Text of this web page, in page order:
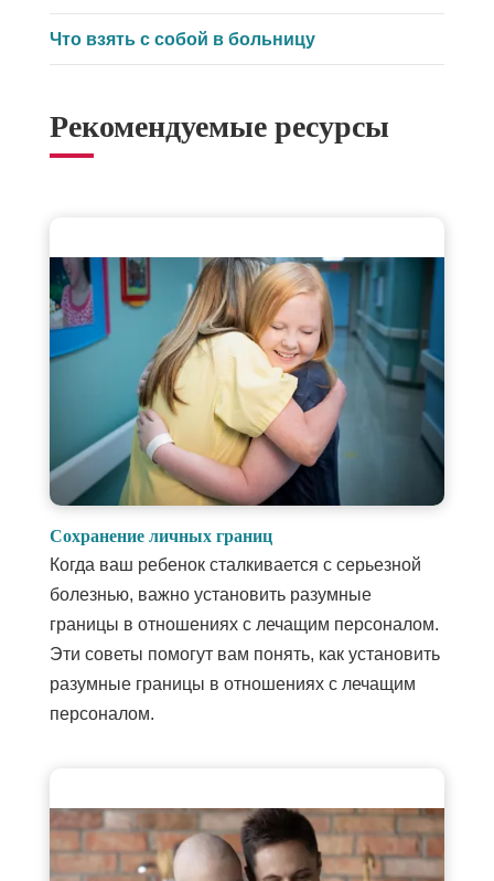
Что взять с собой в больницу
Рекомендуемые ресурсы
Сохранение личных границ
Когда ваш ребенок сталкивается с серьезной
болезнью, важно установить разумные
границы в отношениях с лечащим персоналом.
Эти советы помогут вам понять, как установить
разумные границы в отношениях с лечащим
персоналом.